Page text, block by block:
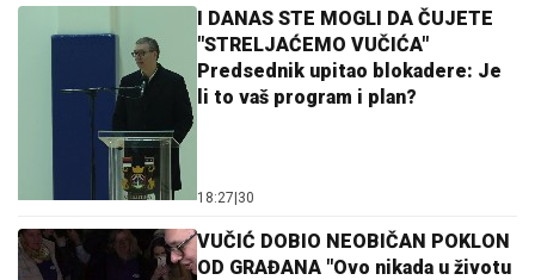
I DANAS STE MOGLI DA ČUJETE
"STRELJAĆEMO VUČIĆA"
Predsednik upitao blokadere: Je
li to vaš program i plan?
18:27|30
VUČIĆ DOBIO NEOBIČAN POKLON
OD GRAĐANA "Ovo nikada u životu